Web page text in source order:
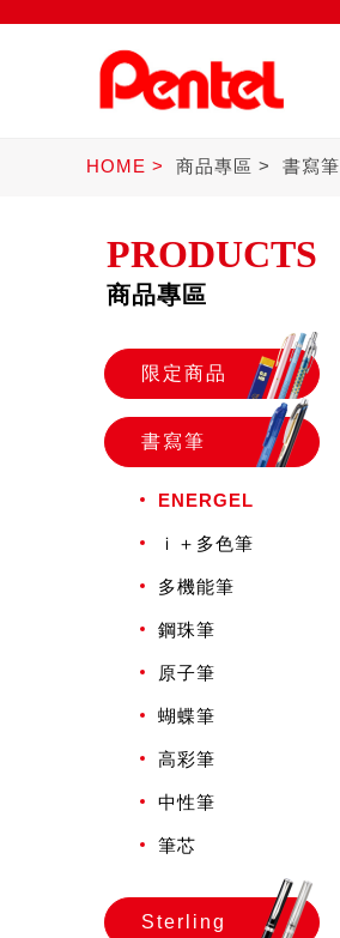
書寫筆
HOME 商品專區 書寫筆
PRODUCTS
商品專區
限定商品
書寫筆
ENERGEL
ｉ＋多色筆
多機能筆
鋼珠筆
原子筆
蝴蝶筆
高彩筆
中性筆
筆芯
Sterling